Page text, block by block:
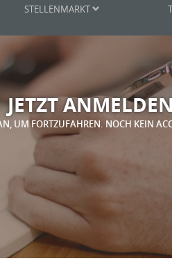
STELLENMARKT
JETZT ANMELDEN
UM FORTZUFAHREN. NOCH KEIN